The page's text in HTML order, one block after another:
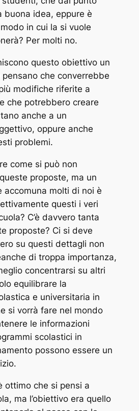
buona idea, eppure è
in cui la si vuole
Per molti no.
questo obiettivo un
pensano che converrebbe
modifiche riferite a
che potrebbero creare
anche a un
oppure anche
problemi.
come si può non
proposte, ma un
accomuna molti di noi è
questi i veri
C’è davvero tanta
proposte? Ci si deve
su questi dettagli non
di troppa importanza,
concentrarsi su altri
equilibrare la
e universitaria in
si vorrà fare nel mondo
le informazioni
scolastici in
possono essere un
ottimo che si pensi a
ma l’obiettivo era quello